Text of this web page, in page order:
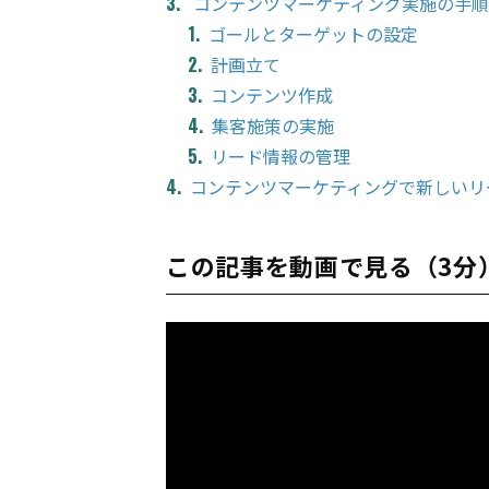
ゴールとターゲットの設定
計画立て
コンテンツ作成
集客施策の実施
リード情報の管理
コンテンツマーケティングで新しい
この記事を動画で見る（3分）